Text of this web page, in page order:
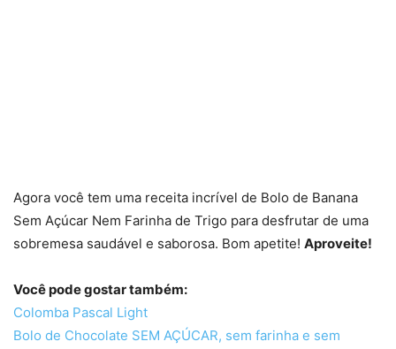
Agora você tem uma receita incrível de Bolo de Banana
Sem Açúcar Nem Farinha de Trigo para desfrutar de uma
sobremesa saudável e saborosa. Bom apetite! Aproveite!
Você pode gostar também:
Colomba Pascal Light
Bolo de Chocolate SEM AÇÚCAR, sem farinha e sem